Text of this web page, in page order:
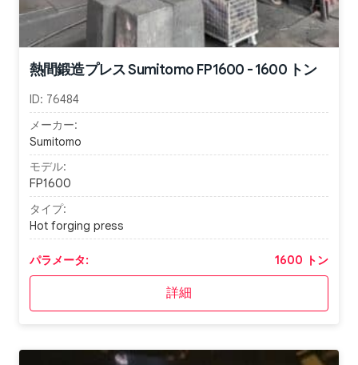
熱間鍛造プレス Sumitomo FP1600 - 1600 トン
ID: 76484
メーカー:
Sumitomo
モデル:
FP1600
タイプ:
Hot forging press
パラメータ: 1600 トン
詳細